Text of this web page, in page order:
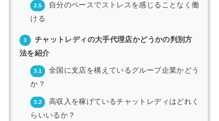
2.5
自分のペースでストレスを感じることなく働
ける
3
チャットレディの大手代理店かどうかの判別方
法を紹介
3.1
全国に支店を構えているグループ企業かどう
か？
3.2
高収入を稼げているチャットレディはどれく
らいいるか？